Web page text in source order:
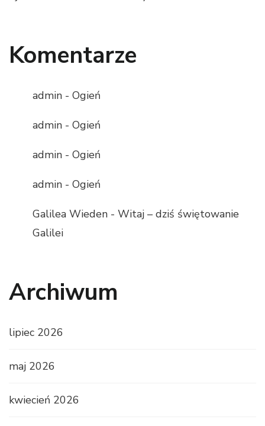
Komentarze
admin - Ogień
admin - Ogień
admin - Ogień
admin - Ogień
Galilea Wieden - Witaj – dziś świętowanie
Galilei
Archiwum
lipiec 2026
maj 2026
kwiecień 2026